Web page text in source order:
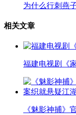
为什么行刺燕
相关文章
福建电视剧《
《魅影神捕》